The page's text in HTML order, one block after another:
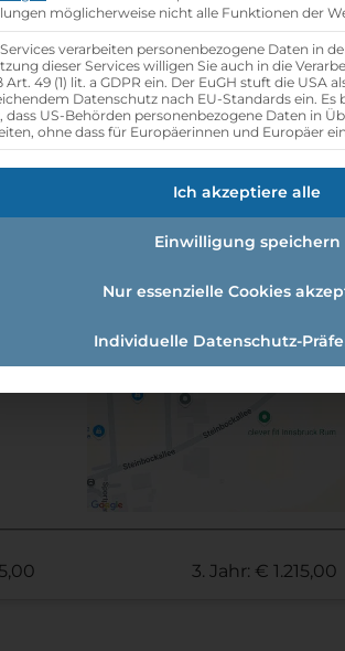
location_on Ausbildungsstandort:
Siemensstraße 25
6063 Rum,Tirol
3. Jahr: € 1.215,00
möglicherweise nicht alle Funktionen der
verarbeiten personenbezogene Daten in
dieser Services willigen Sie auch in die
Art. 49 (1) lit. a GDPR ein. Der EuGH stuft die USA
Datenschutz nach EU-Standards ein. Es
dass US-Behörden personenbezogene Daten in
ohne dass für Europäerinnen und Europäer
Ich akzeptiere alle
Einwilligung speichern
Nur essenzielle Cookies
Individuelle Datenschutz-